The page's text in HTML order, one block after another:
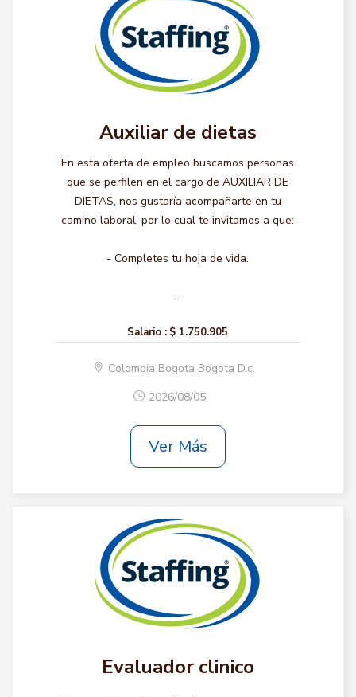
Auxiliar de dietas
En esta oferta de empleo buscamos personas
que se perfilen en el cargo de AUXILIAR DE
DIETAS, nos gustaría acompañarte en tu
camino laboral, por lo cual te invitamos a que:
- Completes tu hoja de vida.
...
Salario : $ 1.750.905
Colombia Bogota Bogota D.c.
2026/08/05
Ver Más
Evaluador clinico